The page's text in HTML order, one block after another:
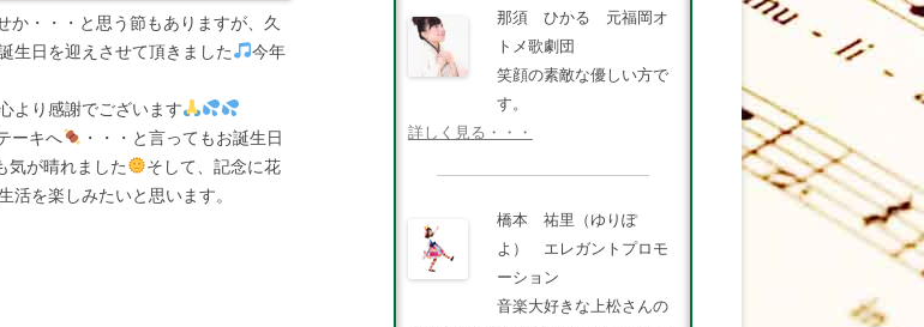
・・・と思う節もありますが、久
生日を迎えさせて頂きました
今年
より感謝でございます
ーキへ
・・・と言ってもお誕生日
気が晴れました
そして、記念に花
活を楽しみたいと思います。
那須 ひかる 元福岡オ
トメ歌劇団
笑顔の素敵な優しい方で
す。
詳しく見る・・・
橋本 祐里（ゆりぽ
よ） エレガントプロモ
ーション
音楽大好きな上松さんの